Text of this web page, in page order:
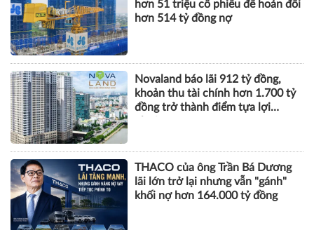
đồng trở thành điểm tựa lợi
THACO của ông Trần Bá Dương
lãi lớn trở lại nhưng vẫn "gánh"
khối nợ hơn 164.000 tỷ đồng
Vinhomes báo lãi kỷ lục hơn
52.000 tỷ đồng sau 6 tháng, gấp
gần 5 lần cùng kỳ